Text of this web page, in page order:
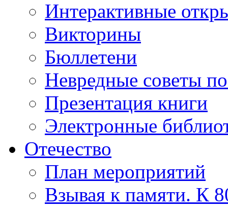
Интерактивные
Викторины
Бюллетени
Невредные советы
Презентация книги
Электронные
Отечество
План мероприятий
Взывая к памяти. К